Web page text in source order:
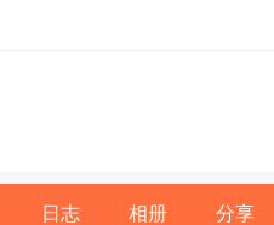
日志 相册 分享